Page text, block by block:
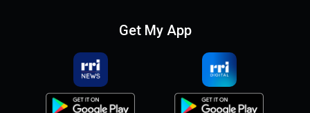
Get My App